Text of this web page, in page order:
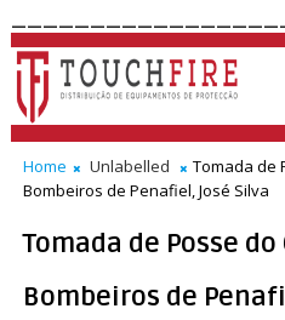
Home Unlabelled
Tomada de
Bombeiros de Penafiel, José Silva
Tomada de Posse
Bombeiros de